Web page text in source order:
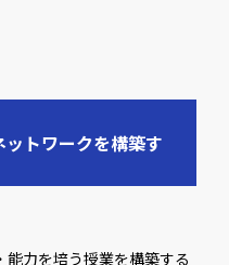
トワークを構築す
力を培う授業を構築する